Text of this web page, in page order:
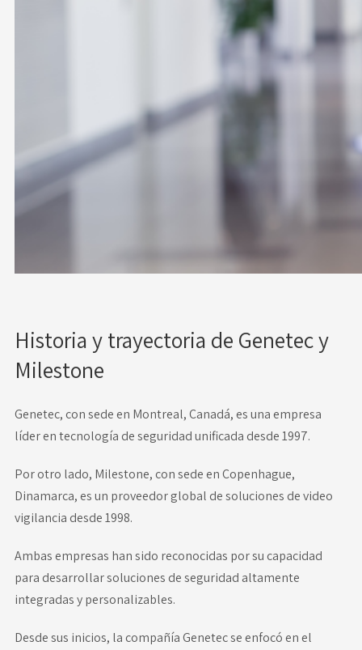
Historia y trayectoria de Genetec y
Milestone
Genetec, con sede en Montreal, Canadá, es una empresa
líder en tecnología de seguridad unificada desde 1997.
Por otro lado, Milestone, con sede en Copenhague,
Dinamarca, es un proveedor global de soluciones de video
vigilancia desde 1998.
Ambas empresas han sido reconocidas por su capacidad
para desarrollar soluciones de seguridad altamente
integradas y personalizables.
Desde sus inicios, la compañía Genetec se enfocó en el